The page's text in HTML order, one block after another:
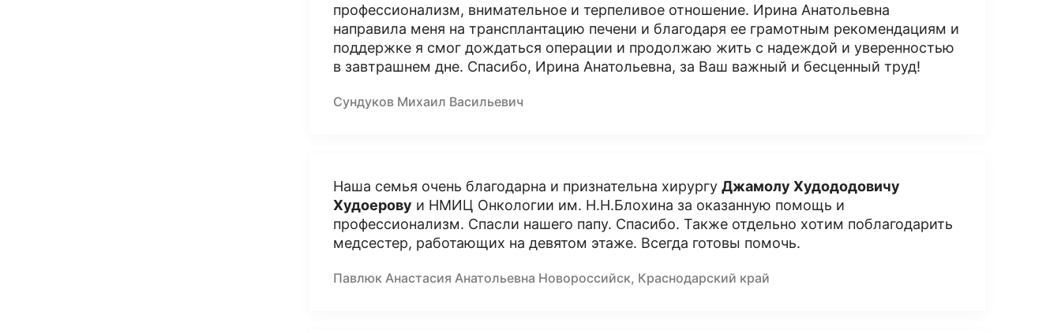
профессионализм, внимательное и терпеливое отношение. Ирина Анатольевна
направила меня на трансплантацию печени и благодаря ее грамотным рекомендациям и
поддержке я смог дождаться операции и продолжаю жить с надеждой и уверенностью
в завтрашнем дне. Спасибо, Ирина Анатольевна, за Ваш важный и бесценный труд!
Сундуков Михаил Васильевич
Наша семья очень благодарна и признательна хирургу Джамолу Худододовичу
Худоерову и НМИЦ Онкологии им. Н.Н.Блохина за оказанную помощь и
профессионализм. Спасли нашего папу. Спасибо. Также отдельно хотим поблагодарить
медсестер, работающих на девятом этаже. Всегда готовы помочь.
Павлюк Анастасия Анатольевна Новороссийск, Краснодарский край